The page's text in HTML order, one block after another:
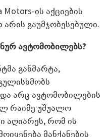
ის აქციების
გაუმჯობესებული.
ავტომობილებს?
განმარტა,
არც ავტომობილების
რაიმე უშუალო
აღიარეს, რომ ის
მანქანების